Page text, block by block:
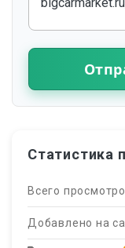
Статистика
Всего
Добавлено на